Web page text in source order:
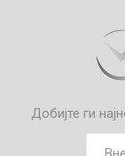
Добијте ги